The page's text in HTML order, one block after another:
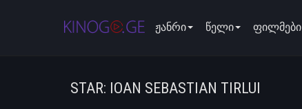
ჟანრი წელი ფილმები
STAR: IOAN SEBASTIAN TIRLUI